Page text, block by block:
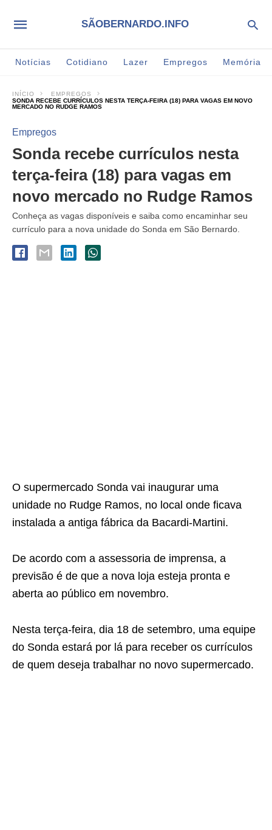
SÃOBERNARDO.INFO
Notícias Cotidiano Lazer Empregos Memória
INÍCIO
EMPREGOS
SONDA RECEBE CURRÍCULOS NESTA TERÇA-FEIRA (18) PARA VAGAS EM NOVO
MERCADO NO RUDGE RAMOS
Empregos
Sonda recebe currículos nesta
terça-feira (18) para vagas em
novo mercado no Rudge Ramos
Conheça as vagas disponíveis e saiba como encaminhar seu
currículo para a nova unidade do Sonda em São Bernardo.
O supermercado Sonda vai inaugurar uma
unidade no Rudge Ramos, no local onde ficava
instalada a antiga fábrica da Bacardi-Martini.
De acordo com a assessoria de imprensa, a
previsão é de que a nova loja esteja pronta e
aberta ao público em novembro.
Nesta terça-feira, dia 18 de setembro, uma equipe
do Sonda estará por lá para receber os currículos
de quem deseja trabalhar no novo supermercado.